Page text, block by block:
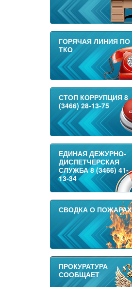
ГОРЯЧАЯ ЛИНИЯ ПО
ТКО
СТОП КОРРУПЦИЯ 8
(3466) 28-13-75
ЕДИНАЯ ДЕЖУРНО-
ДИСПЕТЧЕРСКАЯ
СЛУЖБА 8 (3466) 41-
13-34
СВОДКА О ПОЖАРАХ
ПРОКУРАТУРА
СООБЩАЕТ